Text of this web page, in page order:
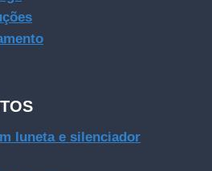
luneta e silenciador